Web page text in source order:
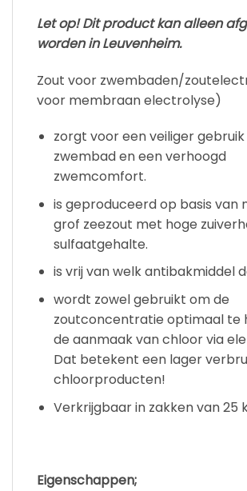
Let op! Dit product kan alleen
worden in Leuvenheim.
Zout voor zwembaden/
voor membraan electrolyse)
zorgt voor een veiliger
zwembad en een verhoogd
zwemcomfort.
is geproduceerd op basis van
grof zeezout met hoge
sulfaatgehalte.
is vrij van welk antibakmiddel
wordt zowel gebruikt om de
zoutconcentratie optimaal te
de aanmaak van chloor via
Dat betekent een lager
chloorproducten!
Verkrijgbaar in zakken van 25
Eigenschappen;